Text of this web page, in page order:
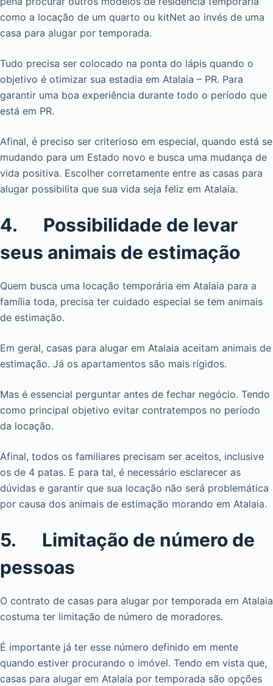
como a locação de um quarto ou kitNet ao invés de uma
casa para alugar por temporada.
Tudo precisa ser colocado na ponta do lápis quando o
objetivo é otimizar sua estadia em Atalaia – PR. Para
garantir uma boa experiência durante todo o período que
está em PR.
Afinal, é preciso ser criterioso em especial, quando está se
mudando para um Estado novo e busca uma mudança de
vida positiva. Escolher corretamente entre as casas para
alugar possibilita que sua vida seja feliz em Atalaia.
4. Possibilidade de levar
seus animais de estimação
Quem busca uma locação temporária em Atalaia para a
família toda, precisa ter cuidado especial se tem animais
de estimação.
Em geral, casas para alugar em Atalaia aceitam animais de
estimação. Já os apartamentos são mais rígidos.
Mas é essencial perguntar antes de fechar negócio. Tendo
como principal objetivo evitar contratempos no período
da locação.
Afinal, todos os familiares precisam ser aceitos, inclusive
os de 4 patas. E para tal, é necessário esclarecer as
dúvidas e garantir que sua locação não será problemática
por causa dos animais de estimação morando em Atalaia.
5. Limitação de número de
pessoas
O contrato de casas para alugar por temporada em Atalaia
costuma ter limitação de número de moradores.
É importante já ter esse número definido em mente
quando estiver procurando o imóvel. Tendo em vista que,
casas para alugar em Atalaia por temporada são opções